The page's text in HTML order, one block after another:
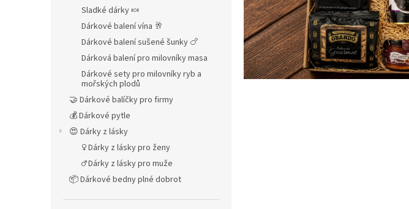
Sladké dárky 🍬
Dárkové balení vína 🥂
Dárkové balení sušené šunky 🍗
Dárková balení pro milovníky masa
Dárkové sety pro milovníky ryb a
mořských plodů
🤝 Dárkové balíčky pro firmy
💰 Dárkové pytle
😍 Dárky z lásky
♀ Dárky z lásky pro ženy
♂ Dárky z lásky pro muže
📦 Dárkové bedny plné dobrot